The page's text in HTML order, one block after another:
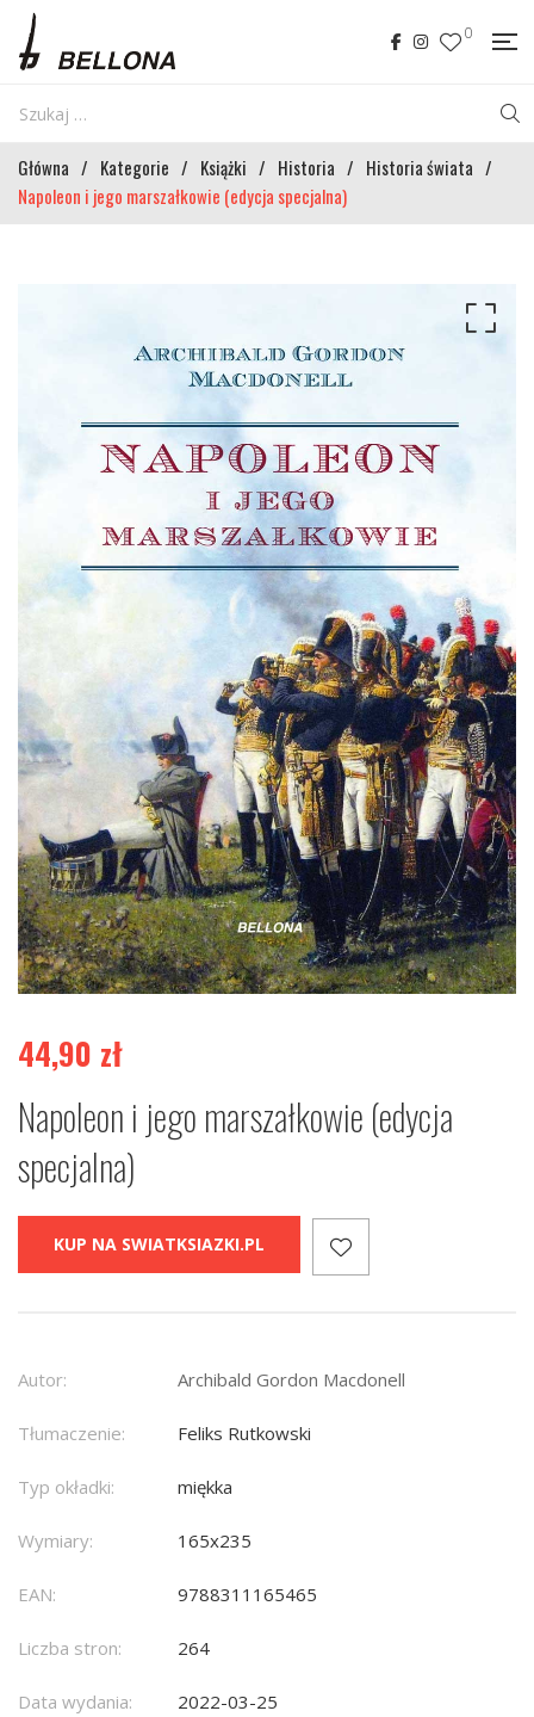
0
Główna / Kategorie / Książki / Historia / Historia świata /
Napoleon i jego marszałkowie (edycja specjalna)
44,90 zł
Napoleon i jego marszałkowie (edycja
specjalna)
KUP NA SWIATKSIAZKI.PL
Autor: Archibald Gordon Macdonell
Tłumaczenie: Feliks Rutkowski
Typ okładki: miękka
Wymiary: 165x235
EAN: 9788311165465
Liczba stron: 264
Data wydania: 2022-03-25